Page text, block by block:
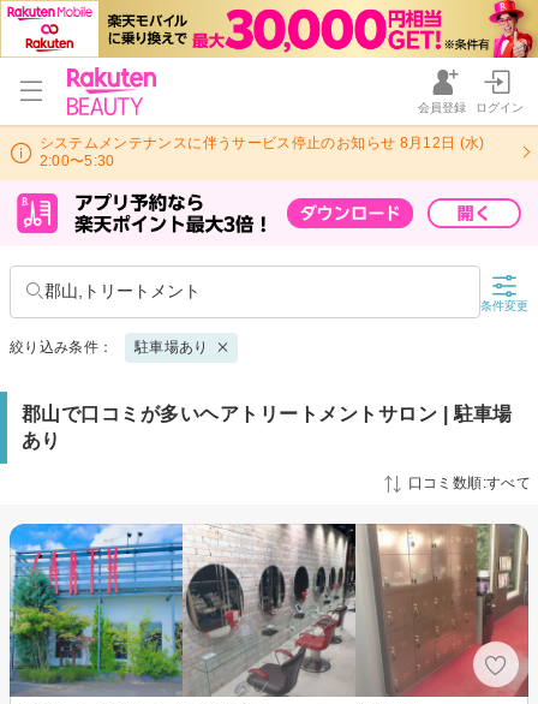
会員登録 ログイン
システムメンテナンスに伴うサービス停止のお知らせ 8月12日 (水)
2:00〜5:30
郡山,トリートメント
条件変更
絞り込み条件： 駐車場あり
郡山で口コミが多いヘアトリートメントサロン | 駐車場
あり
口コミ数順:すべて